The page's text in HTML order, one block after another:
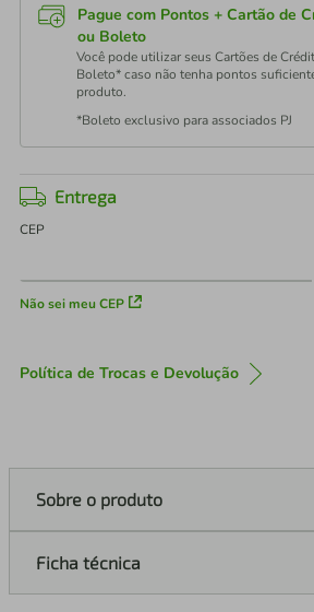
Pague com Pontos + Cartão de
ou Boleto
Você pode utilizar seus Cartões de
Boleto* caso não tenha pontos
produto.
*Boleto exclusivo para associados PJ
Entrega
CEP
Não sei meu CEP
Política de Trocas e Devolução
Sobre o produto
Ficha técnica